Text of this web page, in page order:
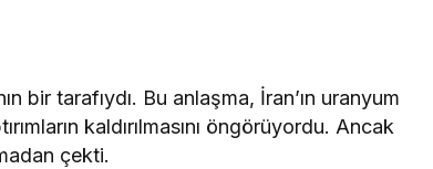
bir tarafıydı. Bu anlaşma, İran’ın uranyum
kaldırılmasını öngörüyordu. Ancak
çekti.